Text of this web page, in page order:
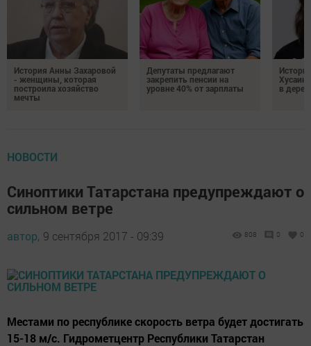
История Анны Захаровой
- женщины, которая
построила хозяйство
мечты
Депутаты предлагают
закрепить пенсии на
уровне 40% от зарплаты
в
НОВОСТИ
Синоптики Татарстана предупреждают о
сильном ветре
автор, 9 сентября 2017 - 09:39 808 0 0
Местами по республике скорость ветра будет достигать
15-18 м/с. Гидрометцентр Республики Татарстан